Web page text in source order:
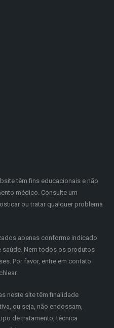
têm fins educacionais e não
médico. Consulte um
ou tratar qualquer problema
apenas conforme indicado
Nem todos os produtos
Por favor, entre em contato
neste site têm finalidade
ou seja, não endossam,
de tratamento, técnica